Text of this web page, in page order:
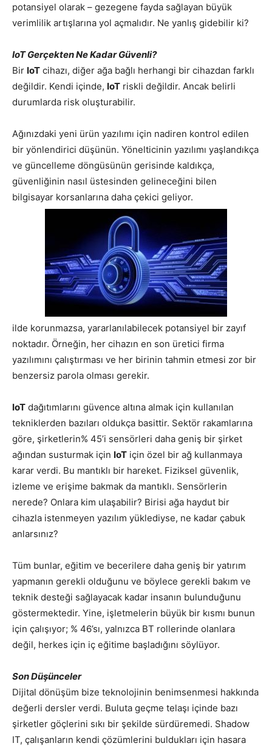
potansiyel olarak – gezegene fayda sağlayan büyük
verimlilik artışlarına yol açmalıdır. Ne yanlış gidebilir ki?
IoT Gerçekten Ne Kadar Güvenli?
Bir IoT cihazı, diğer ağa bağlı herhangi bir cihazdan farklı
değildir. Kendi içinde, IoT riskli değildir. Ancak belirli
durumlarda risk oluşturabilir.
Ağınızdaki yeni ürün yazılımı için nadiren kontrol edilen
bir yönlendirici düşünün. Yönelticinin yazılımı yaşlandıkça
ve güncelleme döngüsünün gerisinde kaldıkça,
güvenliğinin nasıl üstesinden gelineceğini bilen
bilgisayar korsanlarına daha çekici geliyor.
ilde korunmazsa, yararlanılabilecek potansiyel bir zayıf
noktadır. Örneğin, her cihazın en son üretici firma
yazılımını çalıştırması ve her birinin tahmin etmesi zor bir
benzersiz parola olması gerekir.
IoT dağıtımlarını güvence altına almak için kullanılan
tekniklerden bazıları oldukça basittir. Sektör rakamlarına
göre, şirketlerin% 45’i sensörleri daha geniş bir şirket
ağından susturmak için IoT için özel bir ağ kullanmaya
karar verdi. Bu mantıklı bir hareket. Fiziksel güvenlik,
izleme ve erişime bakmak da mantıklı. Sensörlerin
nerede? Onlara kim ulaşabilir? Birisi ağa haydut bir
cihazla istenmeyen yazılım yüklediyse, ne kadar çabuk
anlarsınız?
Tüm bunlar, eğitim ve becerilere daha geniş bir yatırım
yapmanın gerekli olduğunu ve böylece gerekli bakım ve
teknik desteği sağlayacak kadar insanın bulunduğunu
göstermektedir. Yine, işletmelerin büyük bir kısmı bunun
için çalışıyor; % 46’sı, yalnızca BT rollerinde olanlara
değil, herkes için iç eğitime başladığını söylüyor.
Son Düşünceler
Dijital dönüşüm bize teknolojinin benimsenmesi hakkında
değerli dersler verdi. Buluta geçme telaşı içinde bazı
şirketler göçlerini sıkı bir şekilde sürdüremedi. Shadow
IT, çalışanların kendi çözümlerini buldukları için hasara